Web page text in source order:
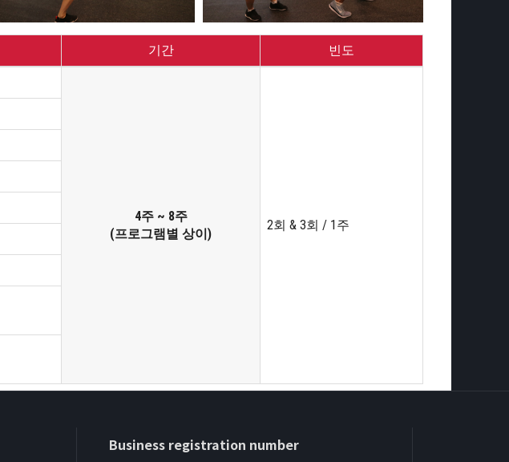
기간 빈도
4주 ~ 8주
(프로그램별 상이)
2회 & 3회 / 1주
Business registration number